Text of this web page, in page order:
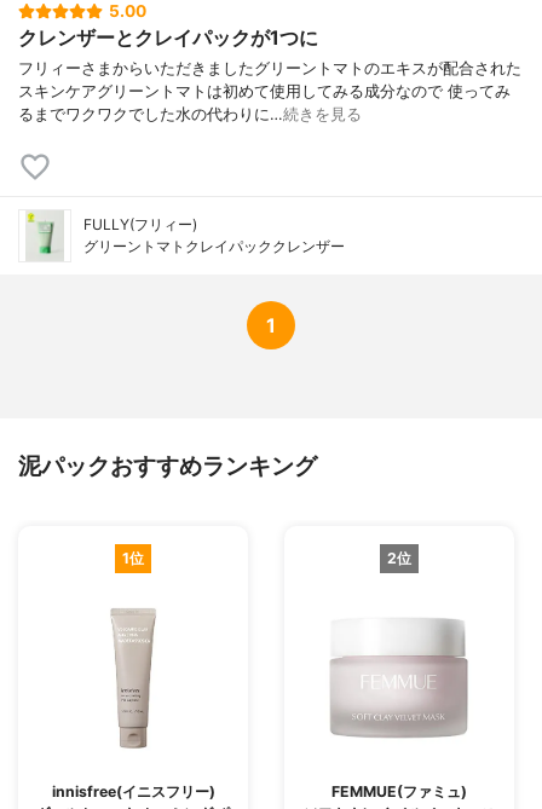
5.00
クレンザーとクレイパックが1つに
フリィーさまからいただきましたグリーントマトのエキスが配合された
スキンケアグリーントマトは初めて使用してみる成分なので 使ってみ
るまでワクワクでした水の代わりに…続きを見る
FULLY(フリィー)
グリーントマトクレイパッククレンザー
1
泥パックおすすめランキング
1位
innisfree(イニスフリー)
2位
FEMMUE(ファミュ)